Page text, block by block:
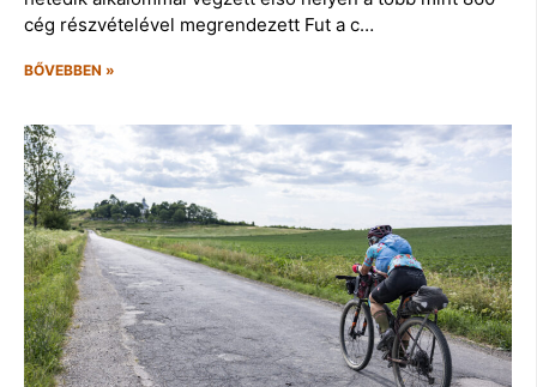
cég részvételével megrendezett Fut a c…
BŐVEBBEN »